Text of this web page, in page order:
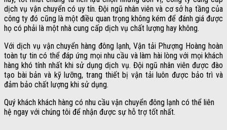
dịch vụ vận chuyển có uy tín. Đội ngũ nhân viên và cơ sở hạ tầng của
công ty đó cũng là một điều quan trọng không kém để đánh giá được
họ có phải là một nhà cung cấp dịch vụ chất lượng hay không.
Với dịch vụ vận chuyển hàng đông lạnh, Vận tải Phượng Hoàng hoàn
toàn tự tin có thể đáp ứng mọi nhu cầu và làm hài lòng với mọi khách
hàng khó tính nhất khi sử dụng dịch vụ. Đội ngũ nhân viên được đào
tạo bài bản và kỹ lưỡng, trang thiết bị vận tải luôn được bảo trì và
đảm bảo chất lượng khi sử dụng.
Quý khách khách hàng có nhu cầu vận chuyển đông lạnh có thể liên
hệ ngay với chúng tôi để nhận được sự hỗ trợ tốt nhất.